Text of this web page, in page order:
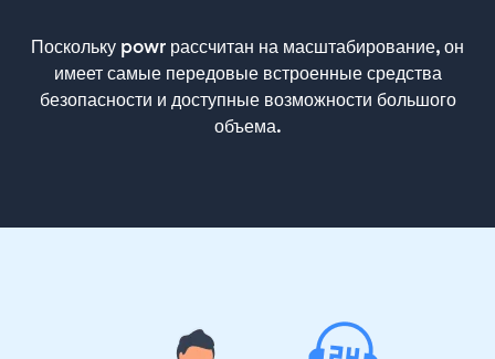
Поскольку powr рассчитан на масштабирование, он
имеет самые передовые встроенные средства
безопасности и доступные возможности большого
объема.